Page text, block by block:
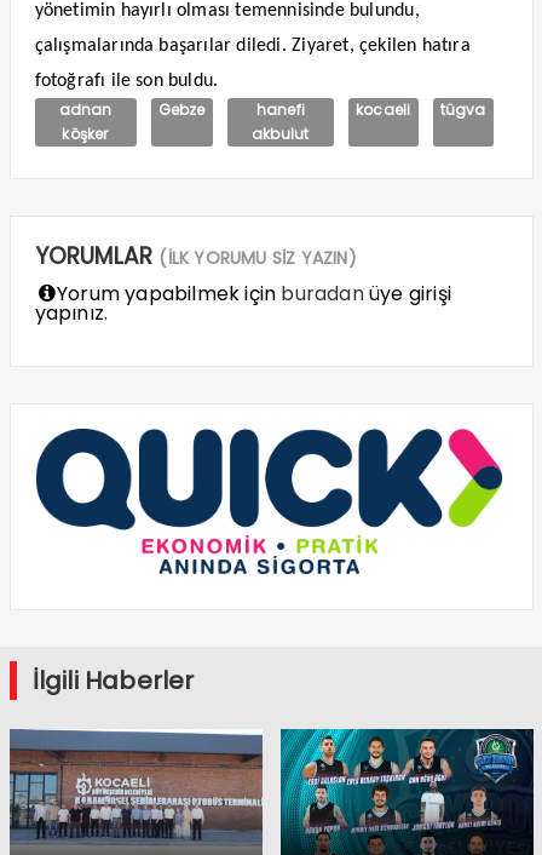
yönetimin hayırlı olması temennisinde bulundu,
çalışmalarında başarılar diledi.Ziyaret, çekilen hatıra
fotoğrafı ile son buldu.
adnan
köşker
Gebze
hanefi
akbulut
kocaeli tügva
YORUMLAR (İLK YORUMU SİZ YAZIN)
Yorum yapabilmek için buradanüye girişi
yapınız.
İlgili Haberler